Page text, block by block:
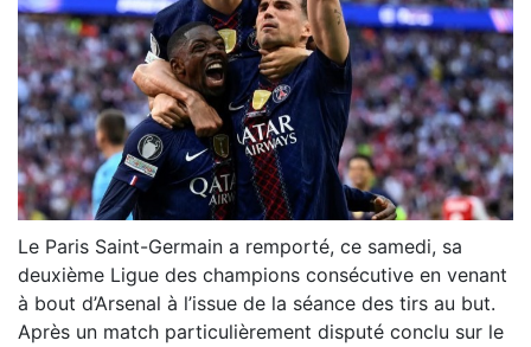
Le Paris Saint-Germain a remporté, ce samedi, sa
deuxième Ligue des champions consécutive en venant
à bout d’Arsenal à l’issue de la séance des tirs au but.
Après un match particulièrement disputé conclu sur le